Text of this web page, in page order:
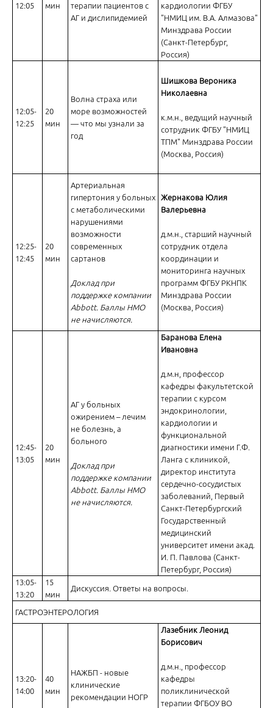
Аллергический ринит во время пандемии: современные
От патогенеза к практическим аспектам ведения больного ГЭРБ
ГБН и мигрень: диагностика и купирование приступов
Диабетическая полинейропатия – спектр автономных нарушений
Селекторное совещание терапевтических кафедр медицинских
12:05
мин
терапии пациентов с
АГ и дислипидемией
кардиологии ФГБУ
"НМИЦ им. В.А. Алмазова"
Минздрава России
(Санкт-Петербург,
Россия)
12:05-
12:25
20
мин
Волна страха или
море возможностей
— что мы узнали за
год
Шишкова Вероника
Николаевна
к.м.н., ведущий научный
сотрудник ФГБУ "НМИЦ
ТПМ" Минздрава России
(Москва, Россия)
12:25-
12:45
20
мин
Артериальная
гипертония у больных
с метаболическими
нарушениями
возможности
современных
сартанов
Доклад при
поддержке компании
Abbott. Баллы НМО
не начисляются.
Жернакова Юлия
Валерьевна
д.м.н., старший научный
сотрудник отдела
координации и
мониторинга научных
программ ФГБУ РКНПК
Минздрава России
(Москва, Россия)
12:45-
13:05
20
мин
АГ у больных
ожирением – лечим
не болезнь, а
больного
Доклад при
поддержке компании
Abbott. Баллы НМО
не начисляются.
Баранова Елена
Ивановна
д.м.н, профессор
кафедры факультетской
терапии с курсом
эндокринологии,
кардиологии и
функциональной
диагностики имени Г.Ф.
Ланга с клиникой,
директор института
сердечно-сосудистых
заболеваний, Первый
Санкт-Петербургский
Государственный
медицинский
университет имени акад.
И. П. Павлова (Санкт-
Петербург, Россия)
13:05-
13:20
15
мин
Дискуссия. Ответы на вопросы.
ГАСТРОЭНТЕРОЛОГИЯ
13:20-
14:00
40
мин
НАЖБП - новые
клинические
рекомендации НОГР
Лазебник Леонид
Борисович
д.м.н., профессор
кафедры
поликлинической
терапии ФГБОУ ВО